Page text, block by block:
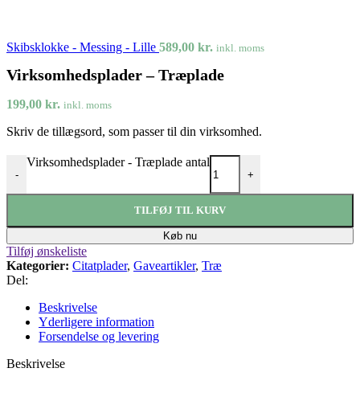
Skibsklokke - Messing - Lille 589,00 kr. inkl. moms
Virksomhedsplader – Træplade
199,00 kr. inkl. moms
Skriv de tillægsord, som passer til din virksomhed.
-
Virksomhedsplader - Træplade antal
+
TILFØJ TIL KURV
Køb nu
Tilføj ønskeliste
Kategorier: Citatplader, Gaveartikler, Træ
Del:
Beskrivelse
Yderligere information
Forsendelse og levering
Beskrivelse